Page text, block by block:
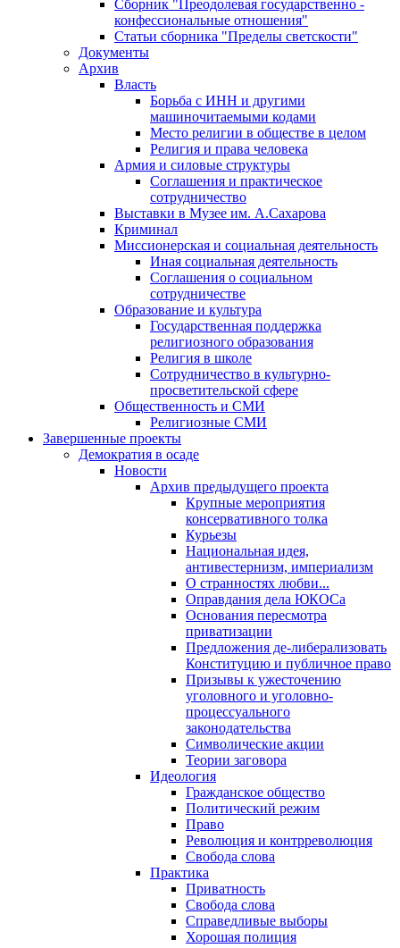
Сборник "Преодолевая государственно -
конфессиональные отношения"
Статьи сборника "Пределы светскости"
Документы
Архив
Власть
Борьба с ИНН и другими
машиночитаемыми кодами
Место религии в обществе в целом
Религия и права человека
Армия и силовые структуры
Соглашения и практическое
сотрудничество
Выставки в Музее им. А.Сахарова
Криминал
Миссионерская и социальная деятельность
Иная социальная деятельность
Соглашения о социальном
сотрудничестве
Образование и культура
Государственная поддержка
религиозного образования
Религия в школе
Сотрудничество в культурно-
просветительской сфере
Общественность и СМИ
Религиозные СМИ
Завершенные проекты
Демократия в осаде
Новости
Архив предыдущего проекта
Крупные мероприятия
консервативного толка
Курьезы
Национальная идея,
антивестернизм, империализм
О странностях любви...
Оправдания дела ЮКОСа
Основания пересмотра
приватизации
Предложения де-либерализовать
Конституцию и публичное право
Призывы к ужесточению
уголовного и уголовно-
процессуального
законодательства
Символические акции
Теории заговора
Идеология
Гражданское общество
Политический режим
Право
Революция и контрреволюция
Свобода слова
Практика
Приватность
Свобода слова
Справедливые выборы
Хорошая полиция